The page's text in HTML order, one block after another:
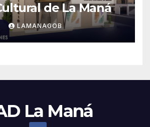
de La Maná
LAMANAGOB
La Maná